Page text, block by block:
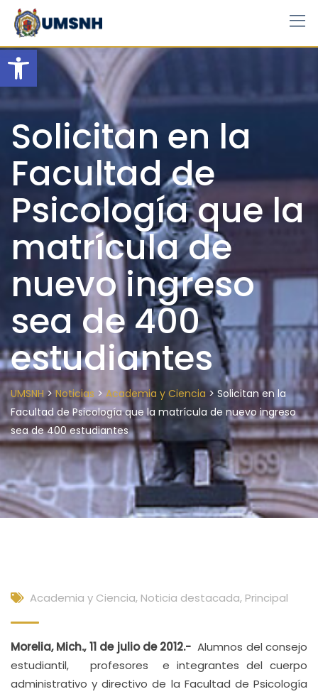
Open toolbar
Skip
content
Solicitan en la
Facultad de
Psicología que la
matrícula de
nuevo ingreso
sea de 400
estudiantes
UMSNH> Noticias > Academia y Ciencia >Solicitan en la
Facultad de Psicología que la matrícula de nuevo ingreso
sea de 400 estudiantes
Academia y Ciencia, Noticia destacada, Principal
Morelia, Mich., 11 de julio de 2012.-Alumnos del consejo
estudiantil, profesores e integrantes del cuerpo
administrativo y directivo de la Facultad de Psicología